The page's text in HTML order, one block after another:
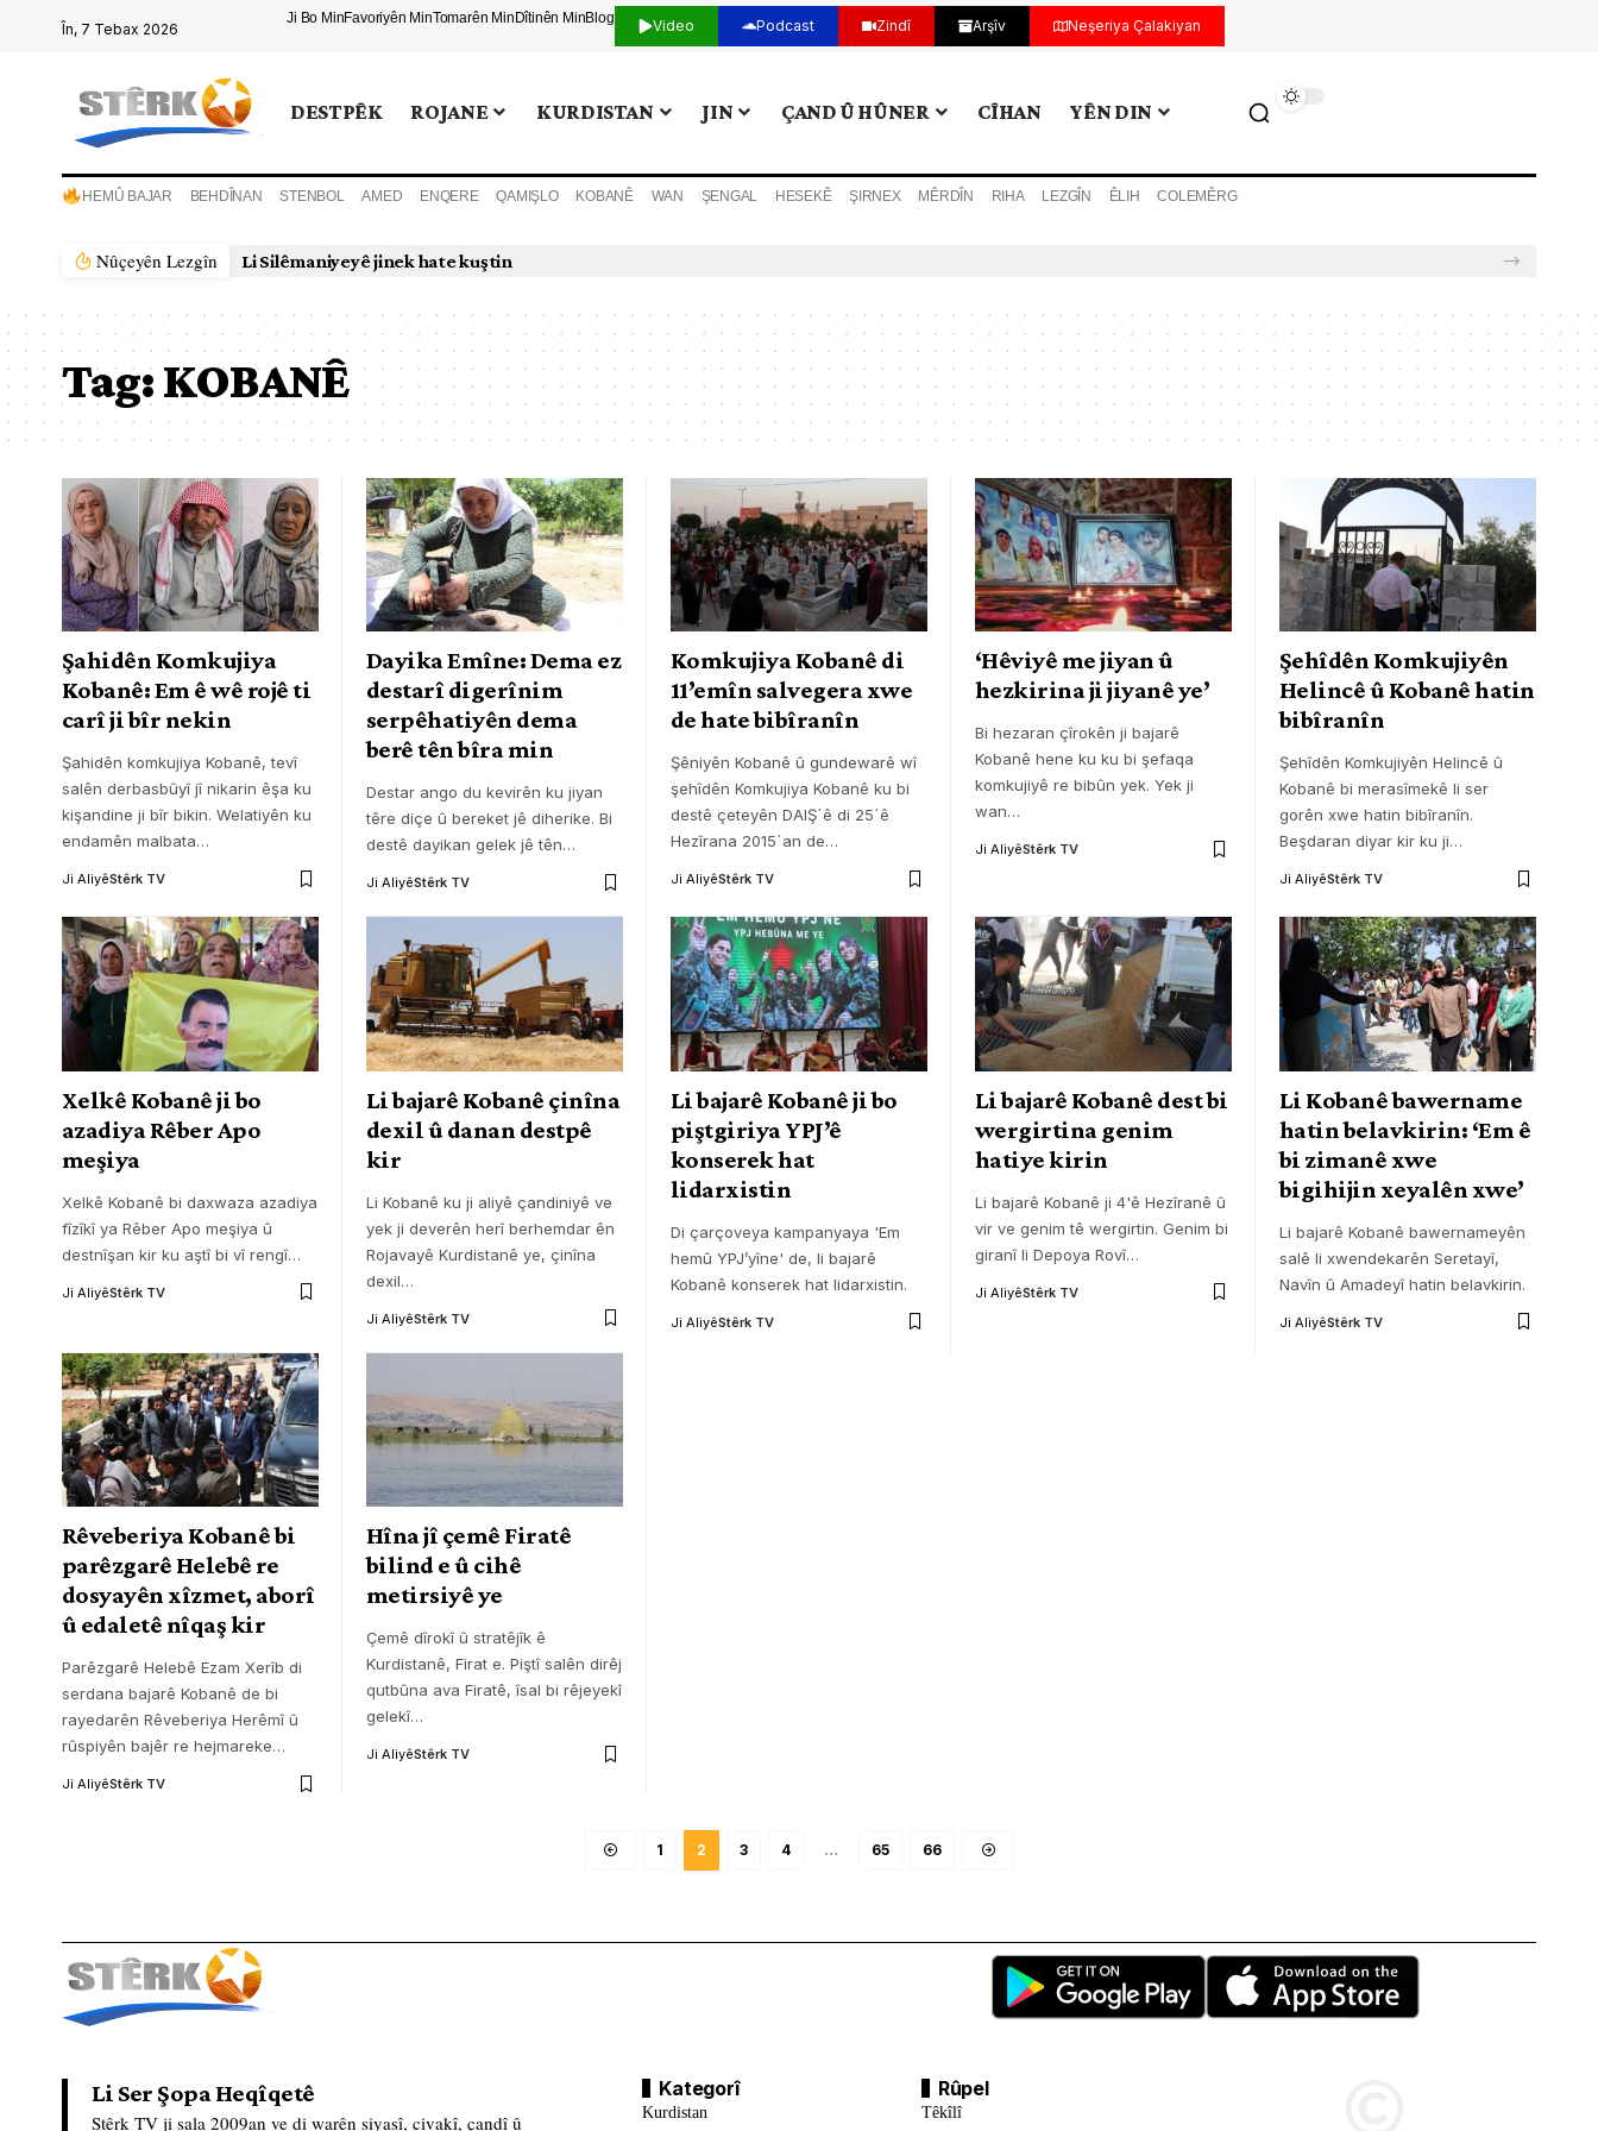
În, 7 Tebax 2026
Ji Bo MinFavoriyên MinTomarên Min Dîtinên MinBlog Video Podcast Zindî Arşîv Neşeriya Çalakiyan
DESTPÊK ROJANE KURDISTAN JIN ÇAND Û HÛNER CÎHAN YÊN DIN
HEMÛ BAJAR BEHDÎNAN STENBOL AMED ENQERE QAMIŞLO KOBANÊ WAN ŞENGAL HESEKÊ ŞIRNEX MÊRDÎN RIHA LEZGÎN ÊLIH COLEMÊRG
Nûçeyên Lezgîn Li Silêmaniyeyê jinek hate kuştin
Tag:KOBANÊ
Şahidên Komkujiya
Kobanê: Em ê wê rojê ti
carî ji bîr nekin
Şahidên komkujiya Kobanê, tevî
salên derbasbûyî jî nikarin êşa ku
kişandine ji bîr bikin. Welatiyên ku
endamên malbata…
Ji AliyêStêrk TV
Dayika Emîne: Dema ez
destarî digerînim
serpêhatiyên dema
berê tên bîra min
Destar ango du kevirên ku jiyan
têre diçe û bereket jê diherike. Bi
destê dayikan gelek jê tên…
Ji AliyêStêrk TV
Komkujiya Kobanê di
11’emîn salvegera xwe
de hate bibîranîn
Şêniyên Kobanê û gundewarê wî
şehîdên Komkujiya Kobanê ku bi
destê çeteyên DAIŞˊê di 25ˊê
Hezîrana 2015ˊan de…
Ji AliyêStêrk TV
‘Hêviyê me jiyan û
hezkirina ji jiyanê ye’
Bi hezaran çîrokên ji bajarê
Kobanê hene ku ku bi şefaqa
komkujiyê re bibûn yek. Yek ji
wan…
Ji AliyêStêrk TV
Şehîdên Komkujiyên
Helincê û Kobanê hatin
bibîranîn
Şehîdên Komkujiyên Helincê û
Kobanê bi merasîmekê li ser
gorên xwe hatin bibîranîn.
Beşdaran diyar kir ku ji…
Ji AliyêStêrk TV
Xelkê Kobanê ji bo
azadiya Rêber Apo
meşiya
Xelkê Kobanê bi daxwaza azadiya
fîzîkî ya Rêber Apo meşiya û
destnîşan kir ku aştî bi vî rengî…
Ji AliyêStêrk TV
Li bajarê Kobanê çinîna
dexil û danan destpê
kir
Li Kobanê ku ji aliyê çandiniyê ve
yek ji deverên herî berhemdar ên
Rojavayê Kurdistanê ye, çinîna
dexil…
Ji AliyêStêrk TV
Li bajarê Kobanê ji bo
piştgiriya YPJ’ê
konserek hat
lidarxistin
Di çarçoveya kampanyaya 'Em
hemû YPJ’yîne' de, li bajarê
Kobanê konserek hat lidarxistin.
Ji AliyêStêrk TV
Li bajarê Kobanê dest bi
wergirtina genim
hatiye kirin
Li bajarê Kobanê ji 4'ê Hezîranê û
vir ve genim tê wergirtin. Genim bi
giranî li Depoya Rovî…
Ji AliyêStêrk TV
Li Kobanê bawername
hatin belavkirin: ‘Em ê
bi zimanê xwe
bigihijin xeyalên xwe’
Li bajarê Kobanê bawernameyên
salê li xwendekarên Seretayî,
Navîn û Amadeyî hatin belavkirin.
Ji AliyêStêrk TV
Rêveberiya Kobanê bi
parêzgarê Helebê re
dosyayên xîzmet, aborî
û edaletê nîqaş kir
Parêzgarê Helebê Ezam Xerîb di
serdana bajarê Kobanê de bi
rayedarên Rêveberiya Herêmî û
rûspiyên bajêr re hejmareke…
Ji AliyêStêrk TV
Hîna jî çemê Firatê
bilind e û cihê
metirsiyê ye
Çemê dîrokî û stratêjîk ê
Kurdistanê, Firat e. Piştî salên dirêj
qutbûna ava Firatê, îsal bi rêjeyekî
gelekî…
Ji AliyêStêrk TV
1 2 3 4 … 65 66
Li Ser Şopa Heqîqetê
Stêrk TV ji sala 2009an ve di warên siyasî, civakî, çandî û
Kategorî
Kurdistan
Rûpel
Têkîlî